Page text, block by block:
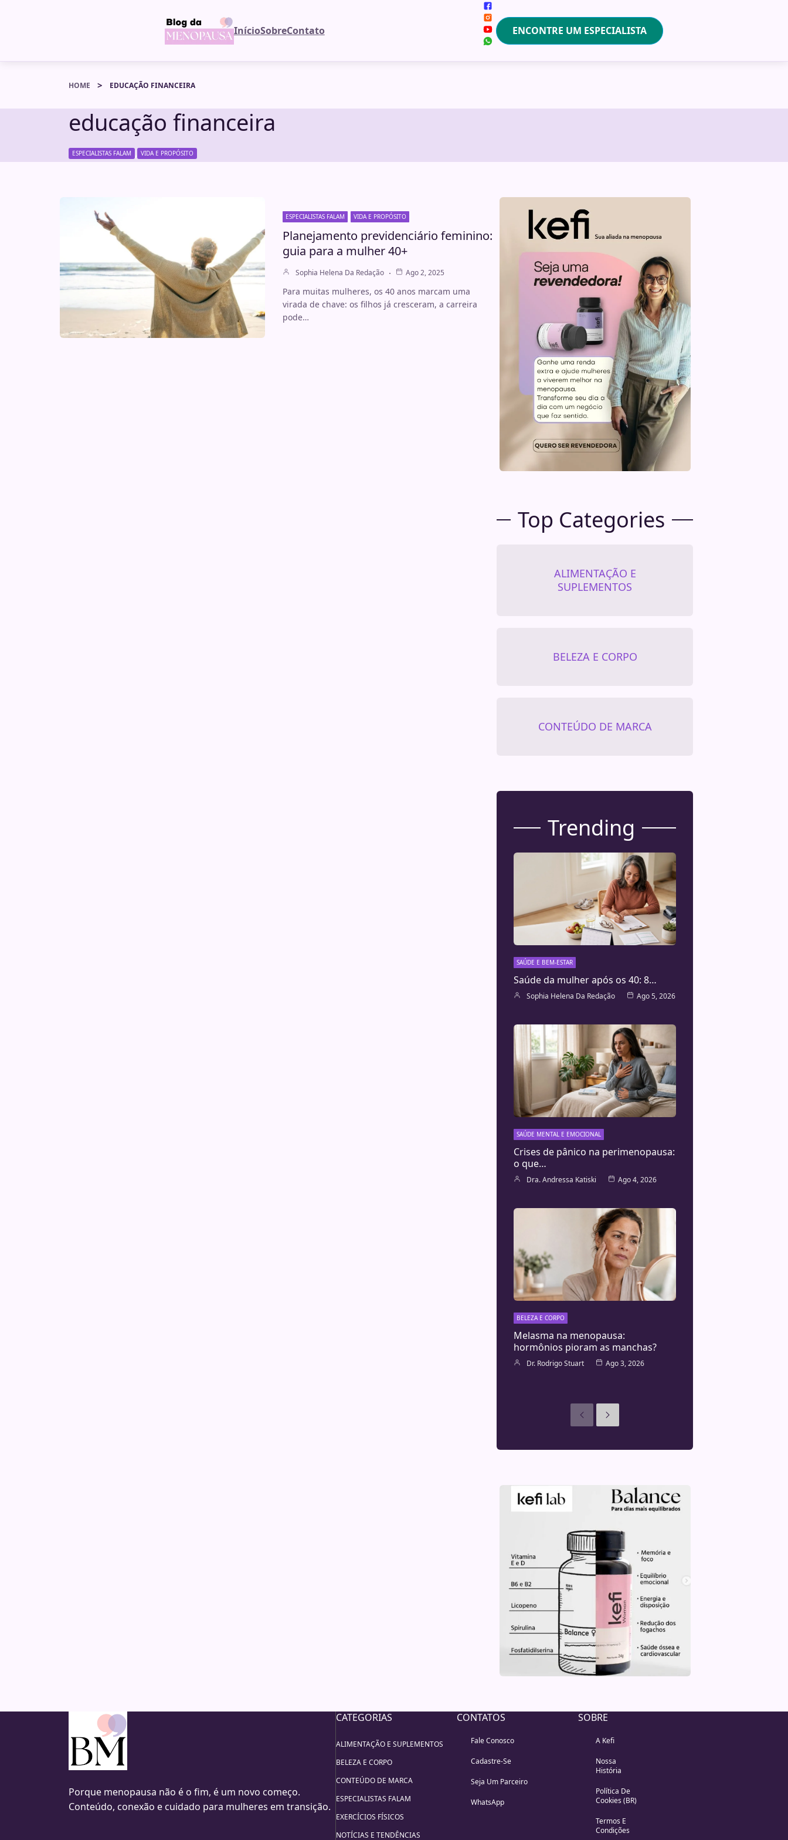
InícioSobreContato ENCONTRE UM ESPECIALISTA
HOME EDUCAÇÃO FINANCEIRA
educação financeira
ESPECIALISTAS FALAM , VIDA E PROPÓSITO
ESPECIALISTAS FALAM VIDA E PROPÓSITO
Planejamento previdenciário feminino:
guia para a mulher 40+
Sophia Helena Da Redação Ago 2, 2025
Para muitas mulheres, os 40 anos marcam uma
virada de chave: os filhos já cresceram, a carreira
pode…
Top Categories
ALIMENTAÇÃO E
SUPLEMENTOS
BELEZA E CORPO
CONTEÚDO DE MARCA
Trending
SAÚDE E BEM-ESTAR
Saúde da mulher após os 40: 8…
Sophia Helena Da Redação Ago 5, 2026
SAÚDE MENTAL E EMOCIONAL
Crises de pânico na perimenopausa:
o que…
Dra. Andressa Katiski Ago 4, 2026
BELEZA E CORPO
Melasma na menopausa:
hormônios pioram as manchas?
Dr. Rodrigo Stuart Ago 3, 2026
AnterioresSeguinte
Porque menopausa não é o fim, é um novo começo.
Conteúdo, conexão e cuidado para mulheres em transição.
CATEGORIAS
ALIMENTAÇÃO E SUPLEMENTOS
BELEZA E CORPO
CONTEÚDO DE MARCA
ESPECIALISTAS FALAM
EXERCÍCIOS FÍSICOS
NOTÍCIAS E TENDÊNCIAS
CONTATOS
Fale Conosco
Cadastre-Se
Seja Um Parceiro
WhatsApp
SOBRE
A Kefi
Nossa
História
Política De
Cookies (BR)
Termos E
Condições